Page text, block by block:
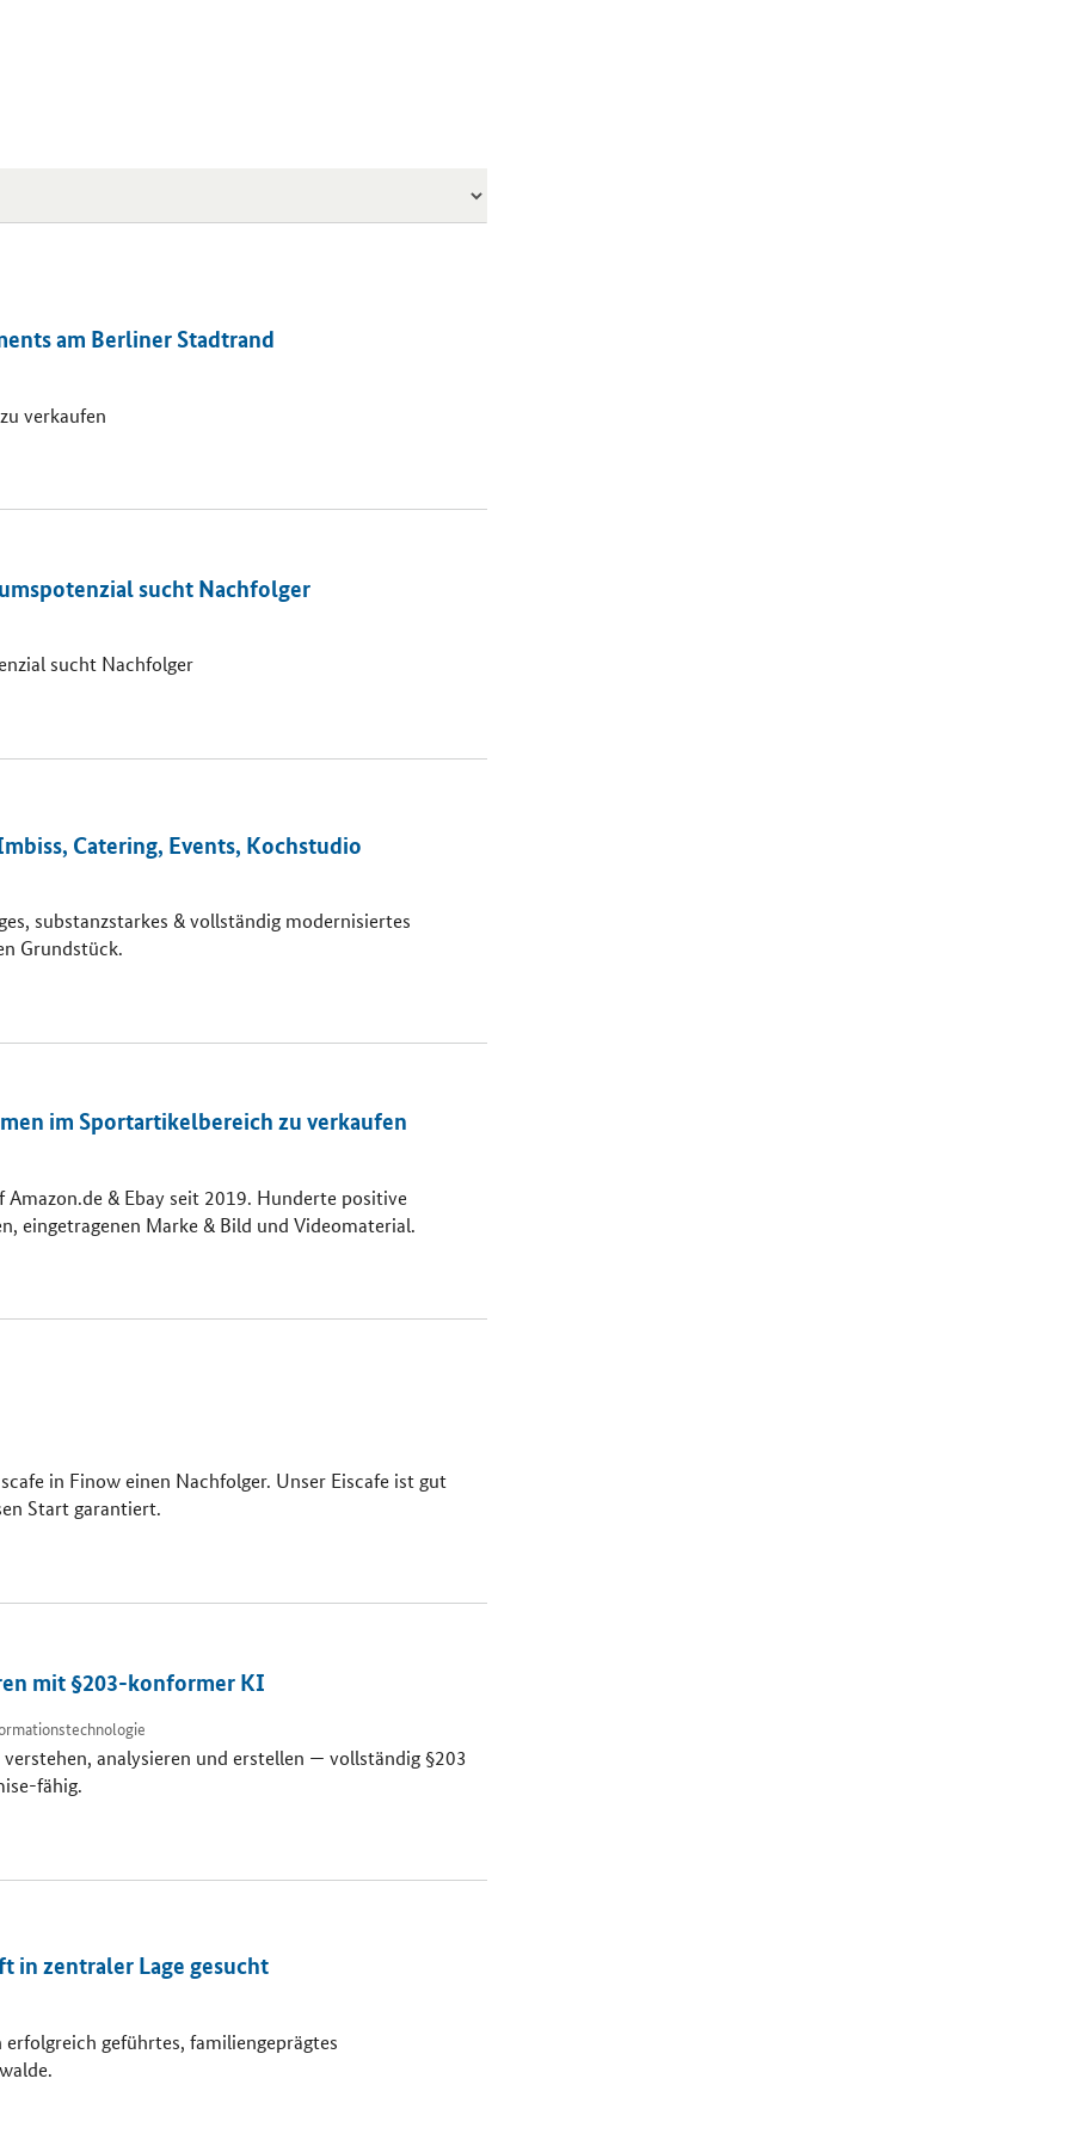
am Berliner Stadtrand
verkaufen
sucht Nachfolger
sucht Nachfolger
Catering, Events, Kochstudio
substanzstarkes & vollständig modernisiertes
Grundstück.
im Sportartikelbereich zu verkaufen
& Ebay seit 2019. Hunderte positive
eingetragenen Marke & Bild und Videomaterial.
in Finow einen Nachfolger. Unser Eiscafe ist gut
Start garantiert.
mit §203-konformer KI
analysieren und erstellen — vollständig §203
fähig.
in zentraler Lage gesucht
geführtes, familiengeprägtes